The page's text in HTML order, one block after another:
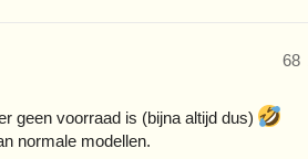
68
geen voorraad is (bijna altijd dus)
normale modellen.